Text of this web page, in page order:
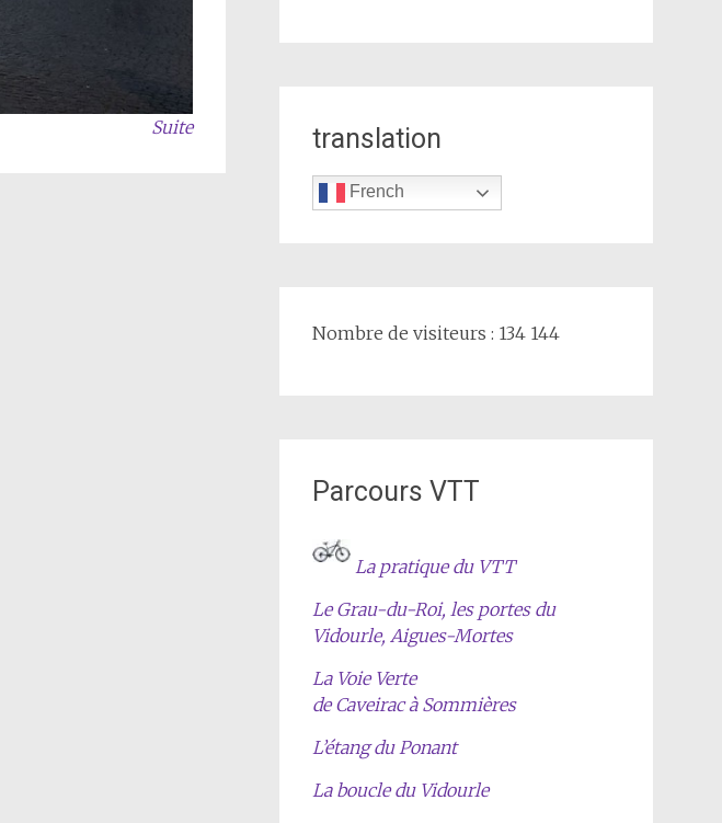
Suite translation
French
Nombre de visiteurs : 134 144
Parcours VTT
La pratique du VTT
Le Grau-du-Roi, les portes du
Vidourle, Aigues-Mortes
La Voie Verte
de Caveirac à Sommières
L’étang du Ponant
La boucle du Vidourle